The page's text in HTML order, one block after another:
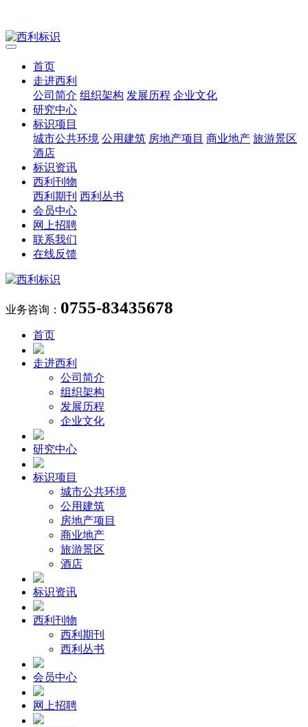
首页
走进西利
公司简介 组织架构 发展历程 企业文化
研究中心
标识项目
城市公共环境 公用建筑 房地产项目 商业地产 旅游景区
酒店
标识资讯
西利刊物
西利期刊 西利丛书
会员中心
网上招聘
联系我们
在线反馈
业务咨询： 0755-83435678
首页
走进西利
公司简介
组织架构
发展历程
企业文化
研究中心
标识项目
城市公共环境
公用建筑
房地产项目
商业地产
旅游景区
酒店
标识资讯
西利刊物
西利期刊
西利丛书
会员中心
网上招聘